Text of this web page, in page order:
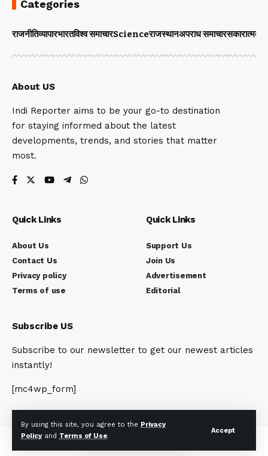
By using this site, you agree to the Privacy
Policyand Terms of Use.
Accept
Categories
राजनीतिव्यापारभारतविश्व समाचारScienceराजस्थानअपराध समाचारसकारात्मक
About US
Indi Reporter aims to be your go-to destination
for staying informed about the latest
developments, trends, and stories that matter
most.
Quick Links
About Us
Contact Us
Privacy policy
Terms of use
Quick Links
Support Us
Join Us
Advertisement
Editorial
Subscribe US
Subscribe to our newsletter to get our newest articles
instantly!
[mc4wp_form]
© Indi Reporter. All Rights Reserved.